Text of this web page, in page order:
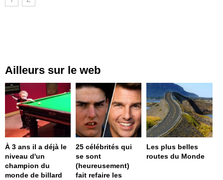
Ailleurs sur le web
À 3 ans il a déjà le
niveau d'un
champion du
monde de billard
25 célébrités qui
se sont
(heureusement)
fait refaire les
Les plus belles
routes du Monde